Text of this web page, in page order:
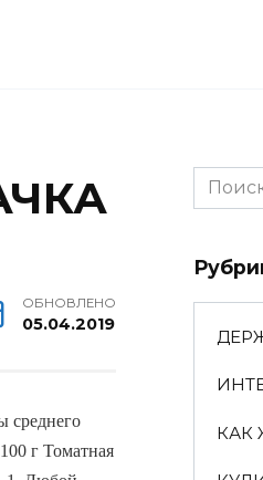
ОБНОВЛЕНО
05.04.2019
среднего
г Томатная
Search
for:
КАК